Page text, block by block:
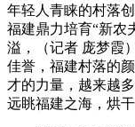
年轻人青睐的村落
福建鼎力培育“新农
溢，（记者 庞梦霞
佳誉，福建村落的
才的力量，越来越
远眺福建之海，烘